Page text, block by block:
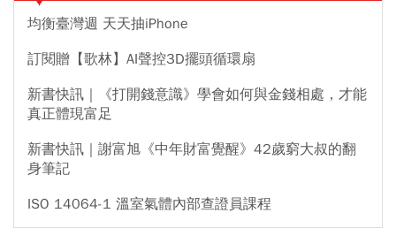
均衡臺灣週 天天抽iPhone
訂閱贈【歌林】AI聲控3D擺頭循環扇
新書快訊｜《打開錢意識》學會如何與金錢相處，才能
真正體現富足
新書快訊｜謝富旭《中年財富覺醒》42歲窮大叔的翻
身筆記
ISO 14064-1 溫室氣體內部查證員課程